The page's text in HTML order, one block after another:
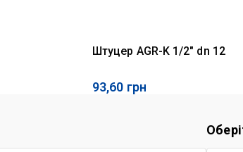
Штуцер AGR-K 1/2" dn 12
93,60 грн